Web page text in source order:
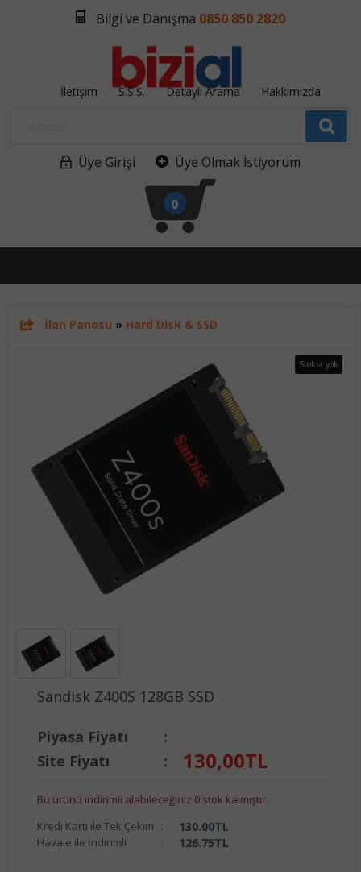
Bilgi ve Danışma 0850 850 2820
İletişim S.S.S. Detaylı Arama Hakkımızda
Üye Girişi Üye Olmak İstiyorum
0
İlan Panosu » Hard Disk & SSD
Stokta yok
Sandisk Z400S 128GB SSD
Piyasa Fiyatı
:
Site Fiyatı
: 130,00TL
Bu ürünü indirimli alabileceğiniz 0 stok kalmıştır.
Kredi Kartı ile Tek Çekim : 130.00TL
Havale ile İndirimli : 126.75TL